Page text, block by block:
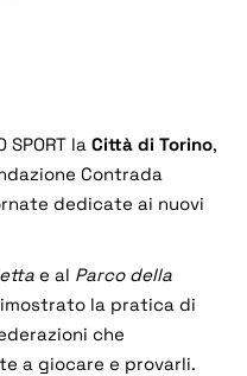
SPORT la Città di Torino,
Contrada
dedicate ai nuovi
e al Parco della
la pratica di
che
a giocare e provarli.